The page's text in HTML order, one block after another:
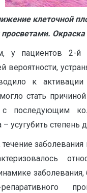
клеточной
у пациентов 2-й
вероятности,
к активации
стать
последующим
усугубить степень
репаративного